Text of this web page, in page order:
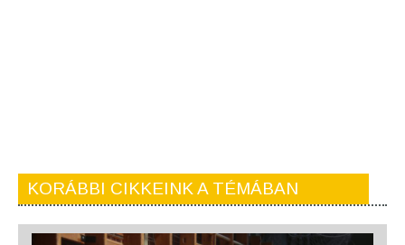
KORÁBBI CIKKEINK A TÉMÁBAN